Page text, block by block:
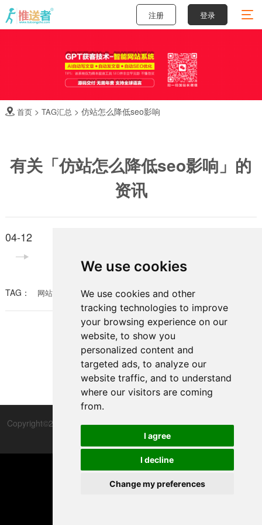
We use cookies
We use cookies and other
tracking technologies to improve
your browsing experience on our
website, to show you
personalized content and
targeted ads, to analyze our
website traffic, and to understand
where our visitors are coming
from.
I agree
I decline
Change my preferences
登录
注册
 首页> TAG汇总 > 仿站怎么降低seo影响
有关「仿站怎么降低seo影响」的
资讯
04-12
在互联网时代，网站仿制层出不穷，这对原创网站造成
了极大的冲击。然而，许多站长对于如何降低仿站带来
降低seo影响”这一话题，探讨几个实用的方法，帮助站
长们在面对仿站问题时，保护自己的SEO成果。 首先，
我们需要明确仿站给SEO带来的影响。仿站通常会偷取
内容、布局乃至设计，这将导致搜索引擎无法判断哪些
是原创内容，进而可能将原版网站的排名下降。因
TAG： 网站SEO 反向链接 原创内容 仿站怎么降低seo影响
1
Copyright©2012-2025 上海优槃网络科技有限公司版权所有隐私政策
备案号：沪ICP备16031230号-2